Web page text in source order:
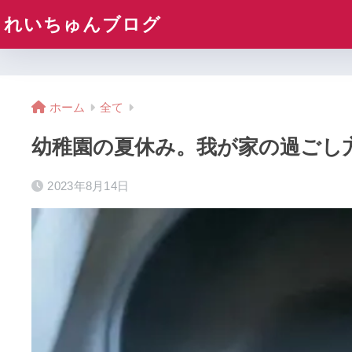
れいちゅんブログ
ホーム 全て
幼稚園の夏休み。我が家の過ごし
2023年8月14日